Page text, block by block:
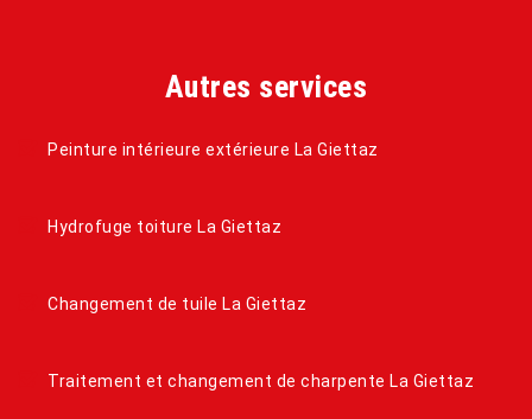
Autres services
Peinture intérieure extérieure La Giettaz
Hydrofuge toiture La Giettaz
Changement de tuile La Giettaz
Traitement et changement de charpente La Giettaz